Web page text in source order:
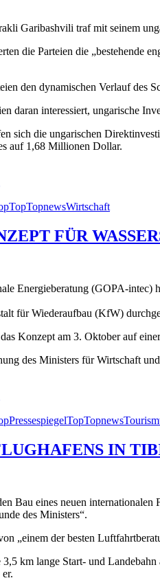
Garibashvili traf mit seinem
die Parteien die „bestehende
den dynamischen Verlauf des
daran interessiert, ungarische
sich die ungarischen
auf 1,68 Millionen Dollar.
TopTopnewsWirtschaft
FÜR
Energieberatung (GOPA-
für Wiederaufbau (KfW)
Konzept am 3. Oktober auf
des Ministers für Wirtschaft
PressespiegelTopTopnews
IN
Bau eines neuen
des Ministers“.
„einem der besten
km lange Start- und